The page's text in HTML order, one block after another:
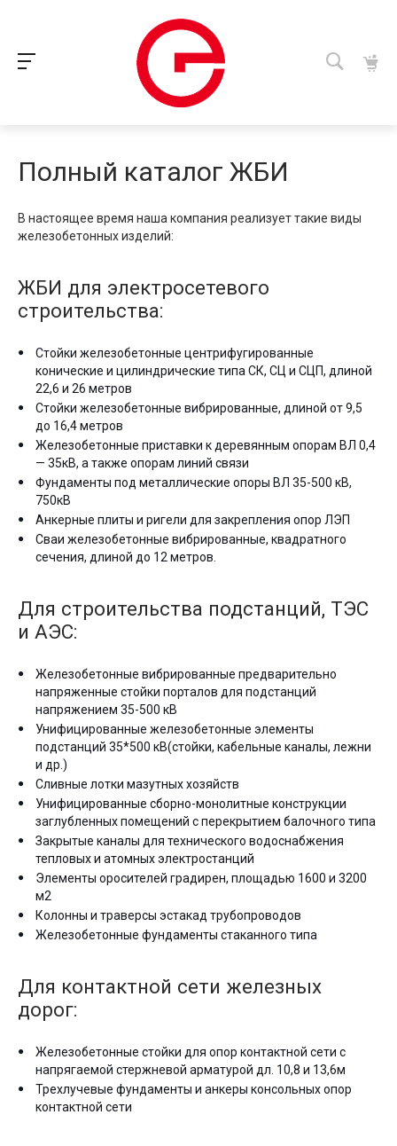
Полный каталог ЖБИ
В настоящее время наша компания реализует такие виды
железобетонных изделий:
ЖБИ для электросетевого
строительства:
Стойки железобетонные центрифугированные
конические и цилиндрические типа СК, СЦ и СЦП, длиной
22,6 и 26 метров
Стойки железобетонные вибрированные, длиной от 9,5
до 16,4 метров
Железобетонные приставки к деревянным опорам ВЛ 0,4
— 35кВ, а также опорам линий связи
Фундаменты под металлические опоры ВЛ 35-500 кВ,
750кВ
Анкерные плиты и ригели для закрепления опор ЛЭП
Сваи железобетонные вибрированные, квадратного
сечения, длиной до 12 метров.
Для строительства подстанций, ТЭС
и АЭС:
Железобетонные вибрированные предварительно
напряженные стойки порталов для подстанций
напряжением 35-500 кВ
Унифицированные железобетонные элементы
подстанций 35*500 кВ(стойки, кабельные каналы, лежни
и др.)
Сливные лотки мазутных хозяйств
Унифицированные сборно-монолитные конструкции
заглубленных помещений с перекрытием балочного типа
Закрытые каналы для технического водоснабжения
тепловых и атомных электростанций
Элементы оросителей градирен, площадью 1600 и 3200
м2
Колонны и траверсы эстакад трубопроводов
Железобетонные фундаменты стаканного типа
Для контактной сети железных
дорог:
Железобетонные стойки для опор контактной сети с
напрягаемой стержневой арматурой дл. 10,8 и 13,6м
Трехлучевые фундаменты и анкеры консольных опор
контактной сети